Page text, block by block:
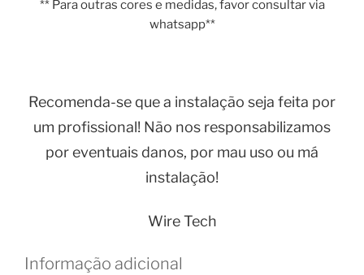
** Para outras cores e medidas, favor consultar via
whatsapp**
Recomenda-se que a instalação seja feita por
um profissional! Não nos responsabilizamos
por eventuais danos, por mau uso ou má
instalação!
Wire Tech
Informação adicional